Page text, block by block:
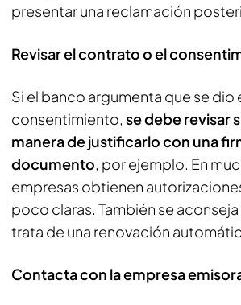
presentar una reclamación
Revisar el contrato o el
Si el banco argumenta que se dio
consentimiento, se debe revisar
manera de justificarlo con una
documento, por ejemplo. En
empresas obtienen
poco claras. También se aconseja
trata de una renovación
Contacta con la empresa